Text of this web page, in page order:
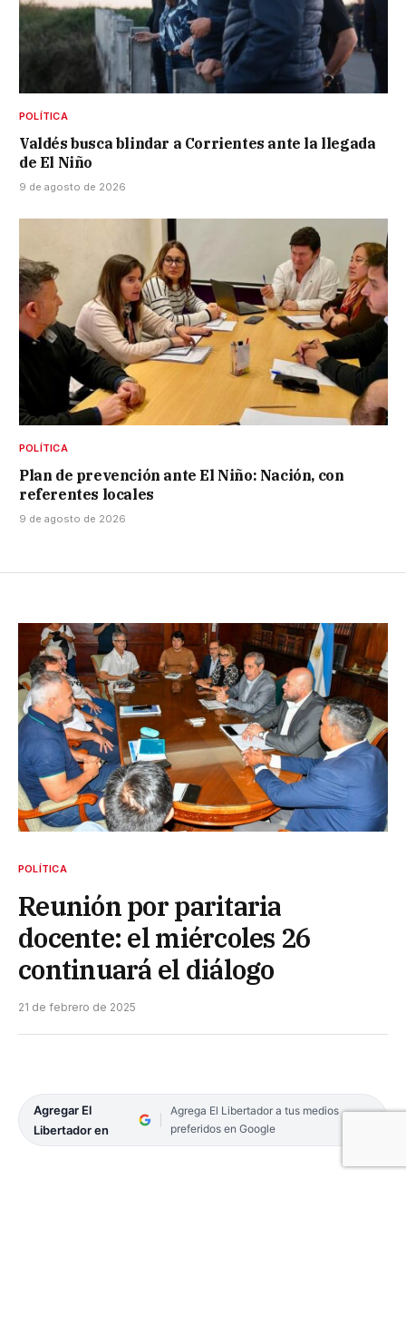
POLÍTICA
Valdés busca blindar a Corrientes ante la llegada
de El Niño
9 de agosto de 2026
POLÍTICA
Plan de prevención ante El Niño: Nación, con
referentes locales
9 de agosto de 2026
POLÍTICA
Reunión por paritaria
docente: el miércoles 26
continuará el diálogo
21 de febrero de 2025
Agregar El
Libertador en
Agrega El Libertador a tus medios
preferidos en Google